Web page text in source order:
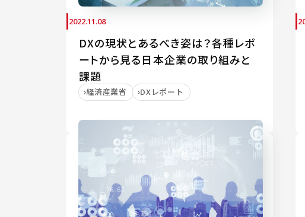
2022.11.08
DXの現状とあるべき姿は？各種レポ
ートから見る日本企業の取り組みと
課題
経済産業省 DXレポート